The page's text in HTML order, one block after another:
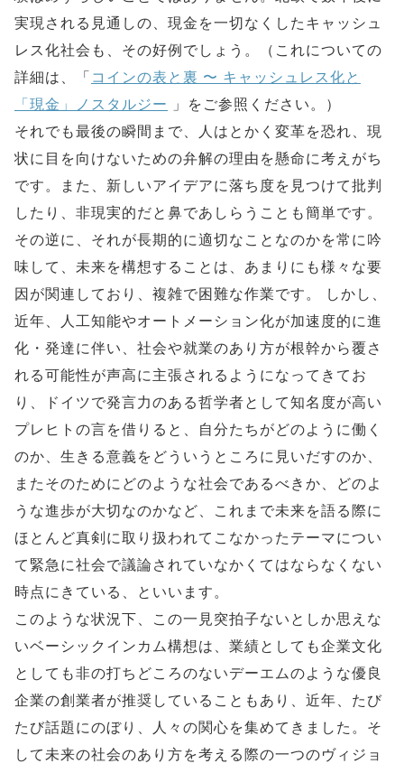
実現される見通しの、現金を一切なくしたキャッシュ
レス化社会も、その好例でしょう。（これについての
詳細は、「 コインの表と裏 〜 キャッシュレス化と
「現金」ノスタルジー
」をご参照ください。）
それでも最後の瞬間まで、人はとかく変革を恐れ、現
状に目を向けないための弁解の理由を懸命に考えがち
です。また、新しいアイデアに落ち度を見つけて批判
したり、非現実的だと鼻であしらうことも簡単です。
その逆に、それが長期的に適切なことなのかを常に吟
味して、未来を構想することは、あまりにも様々な要
因が関連しており、複雑で困難な作業です。 しかし、
近年、人工知能やオートメーション化が加速度的に進
化・発達に伴い、社会や就業のあり方が根幹から覆さ
れる可能性が声高に主張されるようになってきてお
り、ドイツで発言力のある哲学者として知名度が高い
プレヒトの言を借りると、自分たちがどのように働く
のか、生きる意義をどういうところに見いだすのか、
またそのためにどのような社会であるべきか、どのよ
うな進歩が大切なのかなど、これまで未来を語る際に
ほとんど真剣に取り扱われてこなかったテーマについ
て緊急に社会で議論されていなかくてはならなくない
時点にきている、といいます。
このような状況下、この一見突拍子ないとしか思えな
いベーシックインカム構想は、業績としても企業文化
としても非の打ちどころのないデーエムのような優良
企業の創業者が推奨していることもあり、近年、たび
たび話題にのぼり、人々の関心を集めてきました。そ
して未来の社会のあり方を考える際の一つのヴィジョ